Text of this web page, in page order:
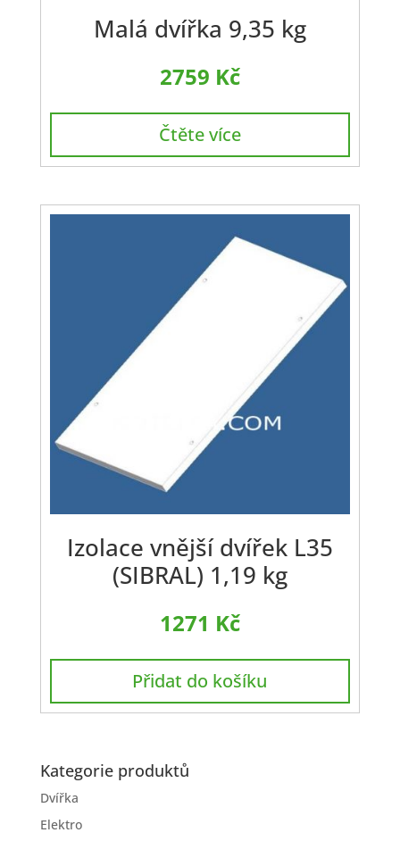
Malá dvířka 9,35 kg
2759 Kč
Čtěte více
Izolace vnější dvířek L35
(SIBRAL) 1,19 kg
1271 Kč
Přidat do košíku
Kategorie produktů
Dvířka
Elektro